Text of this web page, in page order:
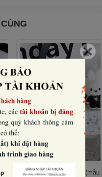
Vỉ 5 nến thỏ -vest đen (mẫu